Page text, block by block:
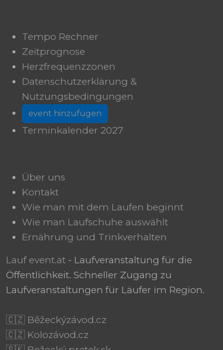
Tempo Rechner
Zeitprognose
Herzfrequenzzonen
Datenschutzerklärung &
Nutzungsbedingungen
event hinzufügen
Terminkalender 2027
Über uns
Kontakt
Wie man mit dem Laufen beginnt
Wie man Laufschuhe auswählt
Ernährung und Trinkverhalten
Lauf event.at - Laufveranstaltung für die
Öffentlichkeit. Schneller Zugang zu
Laufveranstaltungen für Läufer im Region.
🇨🇿 Běžeckýzávod.cz
🇨🇿 Kolozávod.cz